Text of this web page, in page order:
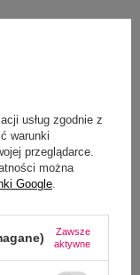
usług zgodnie z
warunki
przeglądarce.
można
Google.
Zawsze
aktywne